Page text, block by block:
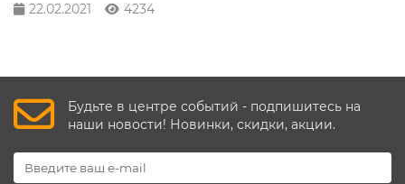
22.02.2021 4234
Будьте в центре событий - подпишитесь на
наши новости! Новинки, скидки, акции.